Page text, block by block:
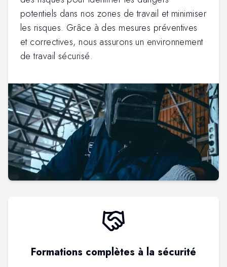
potentiels dans nos zones de travail et minimiser
les risques. Grâce à des mesures préventives
et correctives, nous assurons un environnement
de travail sécurisé.
Formations complètes à la sécurité